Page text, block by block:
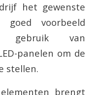
het gewenste
goed voorbeeld
van
panelen om de
stellen.
brengt